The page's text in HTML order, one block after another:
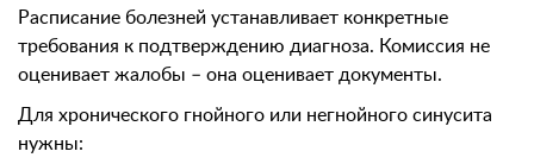
Расписание болезней устанавливает конкретные
требования к подтверждению диагноза. Комиссия не
оценивает жалобы – она оценивает документы.
Для хронического гнойного или негнойного синусита
нужны: